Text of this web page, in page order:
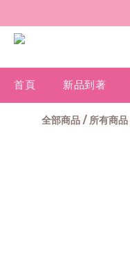
首頁 新品到著
全部商品 / 所有商品